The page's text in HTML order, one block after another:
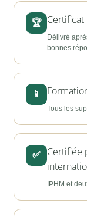
🏆 Certificat
Délivré
bonnes
📱
Tous les
✅
Certifiée
IPHM et